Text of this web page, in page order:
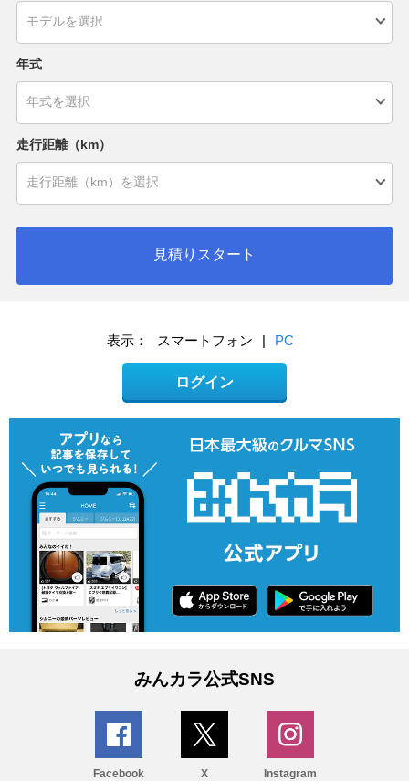
年式
走行距離（km）
見積りスタート
表示： スマートフォン | PC
ログイン
みんカラ公式SNS
Facebook X Instagram